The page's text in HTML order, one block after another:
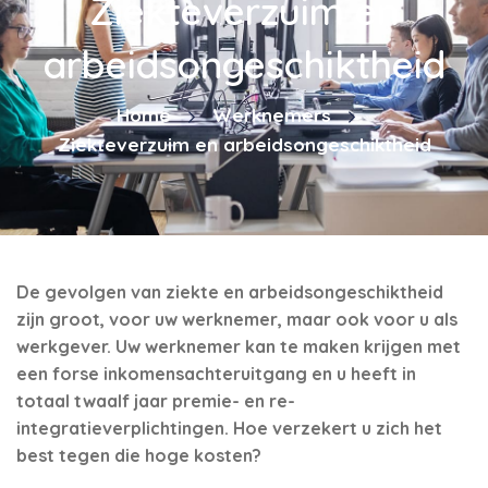
Ziekteverzuim en
arbeidsongeschiktheid
Home
Werknemers
Ziekteverzuim en arbeidsongeschiktheid
De gevolgen van ziekte en arbeidsongeschiktheid
zijn groot, voor uw werknemer, maar ook voor u als
werkgever. Uw werknemer kan te maken krijgen met
een forse inkomensachteruitgang en u heeft in
totaal twaalf jaar premie- en re-
integratieverplichtingen. Hoe verzekert u zich het
best tegen die hoge kosten?